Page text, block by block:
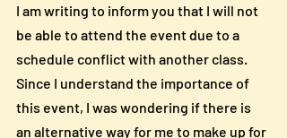
I am writing to inform you that I will not
be able to attend the event due to a
schedule conflict with another class.
Since I understand the importance of
this event, I was wondering if there is
an alternative way for me to make up for